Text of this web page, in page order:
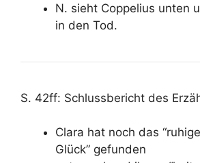
N. sieht Coppelius unten
in den Tod.
S. 42ff: Schlussbericht des
Clara hat noch das
Glück” gefunden